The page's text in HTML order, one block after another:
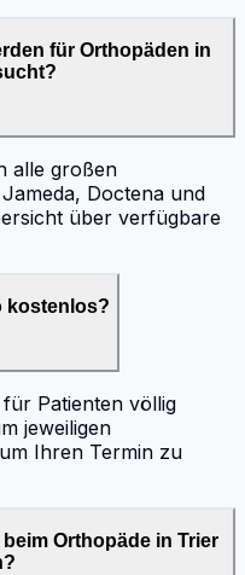
für Orthopäden in
alle großen
Doctena und
über verfügbare
kostenlos?
Patienten völlig
jeweiligen
Ihren Termin zu
Orthopäde in Trier